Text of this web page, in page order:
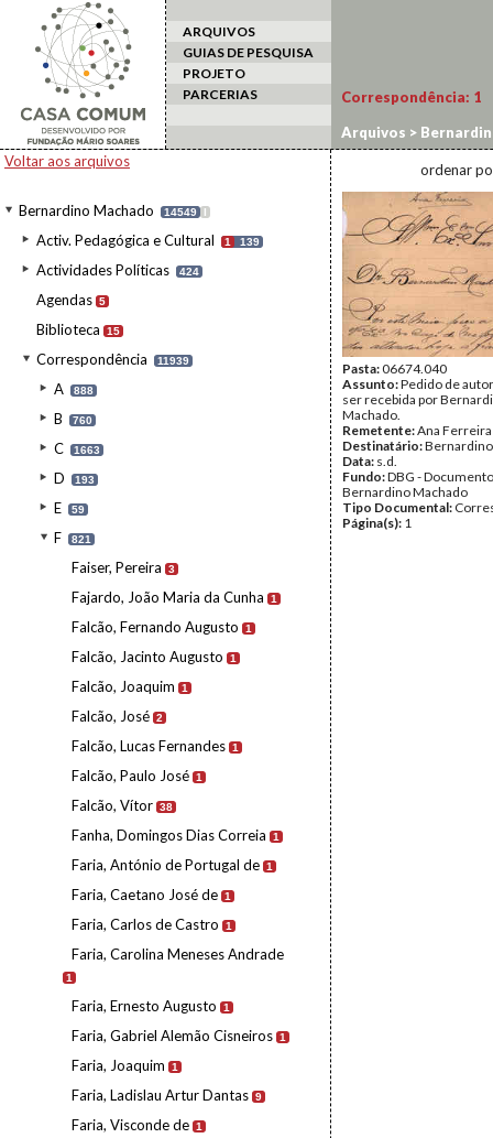
ARQUIVOS
GUIAS DE PESQUISA
PROJETO
PARCERIAS
Voltar aos arquivos
Bernardino Machado 14549 I
Activ. Pedagógica e Cultural 1 139
Actividades Políticas 424
Agendas 5
Biblioteca 15
Correspondência 11939
A 888
B 760
C 1663
D 193
E 59
F 821
Faiser, Pereira 3
Fajardo, João Maria da Cunha 1
Falcão, Fernando Augusto 1
Falcão, Jacinto Augusto 1
Falcão, Joaquim 1
Falcão, José 2
Falcão, Lucas Fernandes 1
Falcão, Paulo José 1
Falcão, Vítor 38
Fanha, Domingos Dias Correia 1
Faria, António de Portugal de 1
Faria, Caetano José de 1
Faria, Carlos de Castro 1
Faria, Carolina Meneses Andrade
1
Faria, Ernesto Augusto 1
Faria, Gabriel Alemão Cisneiros 1
Faria, Joaquim 1
Faria, Ladislau Artur Dantas 9
Faria, Visconde de 1
Correspondência: 1
Arquivos >
ordenar
Pasta:06674.040
Assunto:Pedido de
ser recebida por
Machado.
Remetente:Ana Ferreira
Destinatário:
Data: s.d.
Fundo:DBG -
Bernardino Machado
Tipo Documental:
Página(s): 1